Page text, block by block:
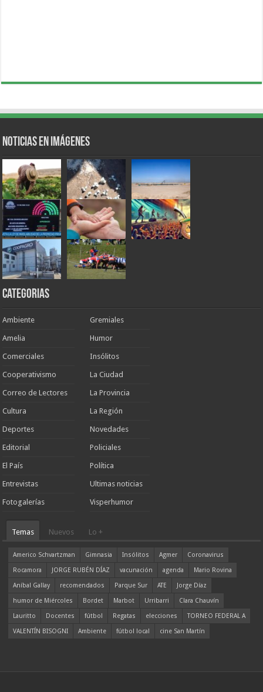
Noticias en Imágenes
Categorias
Ambiente
Amelia
Comerciales
Cooperativismo
Correo de Lectores
Cultura
Deportes
Editorial
El País
Entrevistas
Fotogalerías
Gremiales
Humor
Insólitos
La Ciudad
La Provincia
La Región
Novedades
Policiales
Política
Ultimas noticias
Visperhumor
Temas Nuevos Lo +
Americo Schvartzman Gimnasia Insólitos Agmer
Coronavirus
Rocamora
JORGE RUBÉN DÍAZ vacunación agenda
Mario Rovina
Aníbal Gallay
recomendados Parque Sur ATE
Jorge Díaz
humor de Miércoles
Bordet Marbot Urribarri
Clara Chauvín
Lauritto
Docentes fútbol Regatas elecciones
TORNEO FEDERAL A
VALENTÍN BISOGNI
Ambiente fútbol local cine San Martín